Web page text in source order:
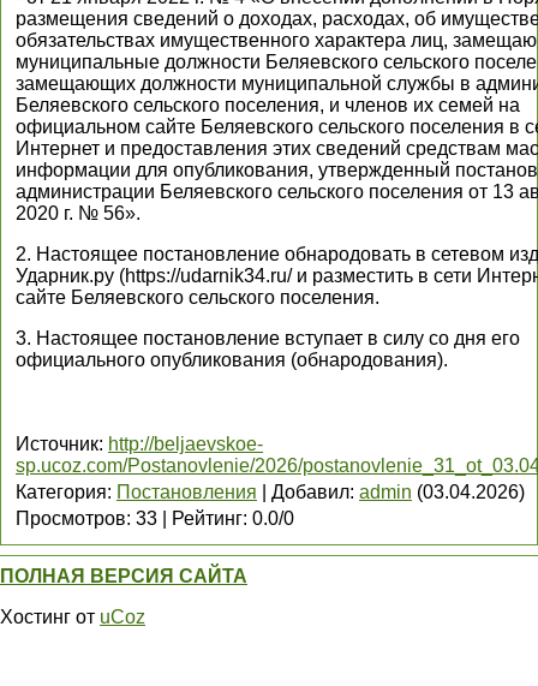
размещения сведений о доходах, расходах, об
обязательствах имущественного характера лиц,
муниципальные должности Беляевского сельского
замещающих должности муниципальной службы в
Беляевского сельского поселения, и членов их семей на
официальном сайте Беляевского сельского поселения в
Интернет и предоставления этих сведений средствам
информации для опубликования, утвержденный
администрации Беляевского сельского поселения от 13
2020 г. № 56».
2. Настоящее постановление обнародовать в сетевом
Ударник.ру (https://udarnik34.ru/ и разместить в сети
сайте Беляевского сельского поселения.
3. Настоящее постановление вступает в силу со дня его
официального опубликования (обнародования).
Источник: http://beljaevskoe-
sp.ucoz.com/Postanovlenie/2026/
Категория: Постановления Добавил: admin (03.04.2026)
Просмотров: 33 Рейтинг: 0.0/0
ПОЛНАЯ ВЕРСИЯ САЙТА
Хостинг от uCoz